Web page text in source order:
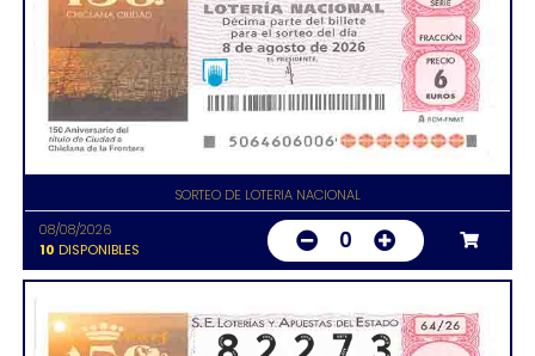
SORTEO DE LOTERIA NACIONAL
08/08/2026
10 DISPONIBLES 0